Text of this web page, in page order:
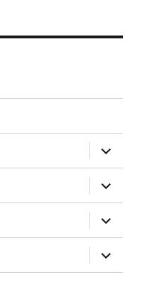
サ
ブ
メ
ニ
ュ
ー
を
展
開
サ
ブ
メ
ニ
ュ
ー
を
展
開
サ
ブ
メ
ニ
ュ
ー
サ
ブ
メ